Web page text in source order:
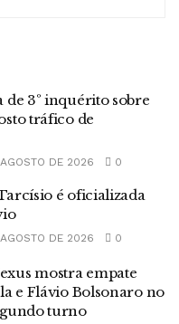
de 3º inquérito sobre
tráfico de
DE 2026 0
é oficializada
DE 2026 0
mostra empate
e Flávio Bolsonaro no
turno